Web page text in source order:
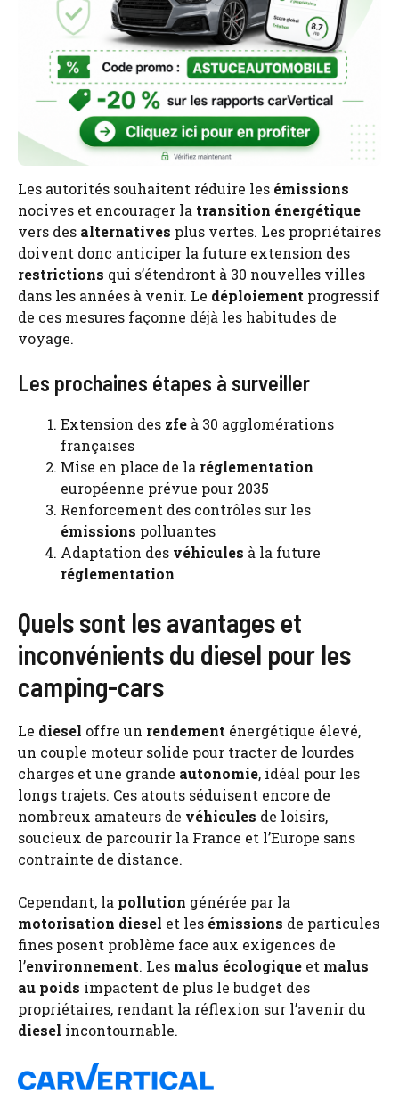
Les autorités souhaitent réduire les émissions
nocives et encourager la transition énergétique
vers des alternatives plus vertes. Les propriétaires
doivent donc anticiper la future extension des
restrictions qui s’étendront à 30 nouvelles villes
dans les années à venir. Le déploiement progressif
de ces mesures façonne déjà les habitudes de
voyage.
Les prochaines étapes à surveiller
Extension des zfe à 30 agglomérations
françaises
Mise en place de la réglementation
européenne prévue pour 2035
Renforcement des contrôles sur les
émissions polluantes
Adaptation des véhicules à la future
réglementation
Quels sont les avantages et
inconvénients du diesel pour les
camping-cars
Le diesel offre un rendement énergétique élevé,
un couple moteur solide pour tracter de lourdes
charges et une grande autonomie, idéal pour les
longs trajets. Ces atouts séduisent encore de
nombreux amateurs de véhicules de loisirs,
soucieux de parcourir la France et l’Europe sans
contrainte de distance.
Cependant, la pollution générée par la
motorisation diesel et les émissions de particules
fines posent problème face aux exigences de
l’environnement. Les malus écologique et malus
au poids impactent de plus le budget des
propriétaires, rendant la réflexion sur l’avenir du
diesel incontournable.